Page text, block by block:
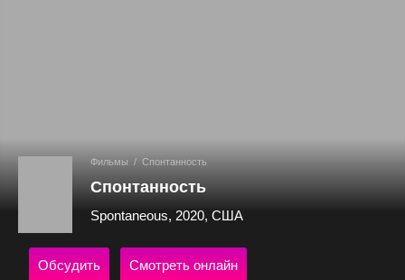
Фильмы / Спонтанность
Спонтанность
Spontaneous, 2020, США
Обсудить Смотреть онлайн